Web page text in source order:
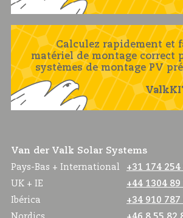
Calculez rapidement et
matériel de montage correct
systèmes de montage PV
Van der Valk Solar Systems
Pays-Bas + International
+31 174 254
UK + IE
+44 1304 89
Ibérica
+34 910 787